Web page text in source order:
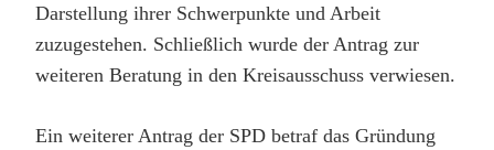
Darstellung ihrer Schwerpunkte und Arbeit
zuzugestehen. Schließlich wurde der Antrag zur
weiteren Beratung in den Kreisausschuss verwiesen.
Ein weiterer Antrag der SPD betraf das Gründung